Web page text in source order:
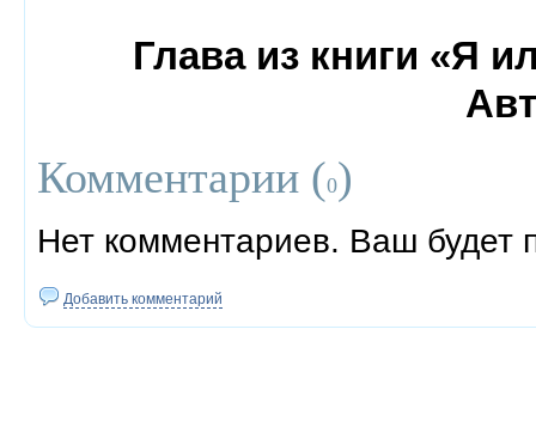
Глава из книги «Я
Комментарии (0)
Нет комментариев. Ваш будет
Добавить комментарий